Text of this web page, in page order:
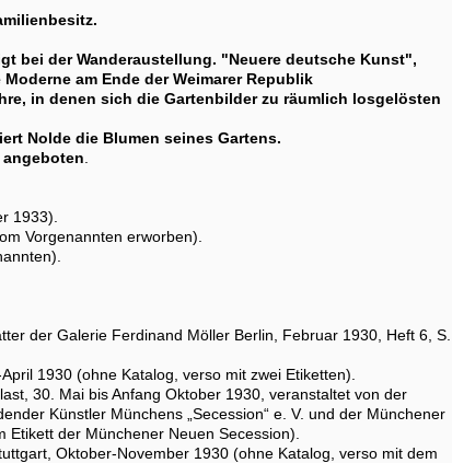
bei der Wanderaustellung. "Neuere deutsche Kunst",
am Ende der Weimarer Republik
in denen sich die Gartenbilder zu räumlich losgelösten
Nolde die Blumen seines Gartens.
1933).
Vorgenannten erworben).
der Galerie Ferdinand Möller Berlin, Februar 1930, Heft 6, S.
1930 (ohne Katalog, verso mit zwei Etiketten).
30. Mai bis Anfang Oktober 1930, veranstaltet von der
Künstler Münchens „Secession“ e. V. und der Münchener
der Münchener Neuen Secession).
Oktober-November 1930 (ohne Katalog, verso mit dem